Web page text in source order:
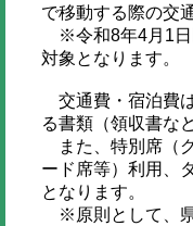
で移動する際の交
※令和8年4月1日
対象となります。
交通費・宿泊費
る書類（領収書な
また、特別席（
ード席等）利用、
となります。
※原則として、県